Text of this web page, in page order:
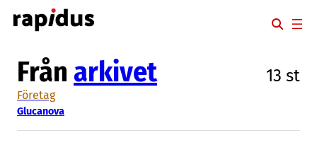
Hoppa
till
Från arkivet 13 st
Företag
Glucanova